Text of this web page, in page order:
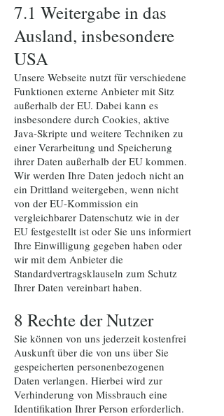
7.1 Weitergabe in das
Ausland, insbesondere
USA
Unsere Webseite nutzt für verschiedene
Funktionen externe Anbieter mit Sitz
außerhalb der EU. Dabei kann es
insbesondere durch Cookies, aktive
Java-Skripte und weitere Techniken zu
einer Verarbeitung und Speicherung
ihrer Daten außerhalb der EU kommen.
Wir werden Ihre Daten jedoch nicht an
ein Drittland weitergeben, wenn nicht
von der EU-Kommission ein
vergleichbarer Datenschutz wie in der
EU festgestellt ist oder Sie uns informiert
Ihre Einwilligung gegeben haben oder
wir mit dem Anbieter die
Standardvertragsklauseln zum Schutz
Ihrer Daten vereinbart haben.
8 Rechte der Nutzer
Sie können von uns jederzeit kostenfrei
Auskunft über die von uns über Sie
gespeicherten personenbezogenen
Daten verlangen. Hierbei wird zur
Verhinderung von Missbrauch eine
Identifikation Ihrer Person erforderlich.